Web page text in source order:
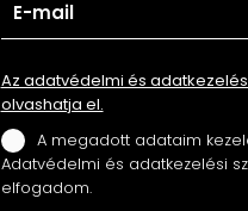
Az adatvédelmi és
olvashatja el.
A megadott adataim
Adatvédelmi és adatkezelési
elfogadom.